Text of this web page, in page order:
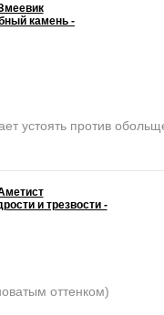
камень -
против
и трезвости -
оттенком)